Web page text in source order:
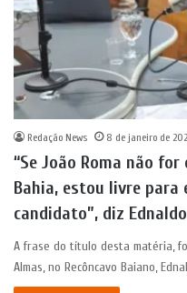
Redação News 8 de janeiro de
“Se João Roma não
Bahia, estou livre para
candidato”, diz
A frase do título desta matéria,
Almas, no Recôncavo Baiano,